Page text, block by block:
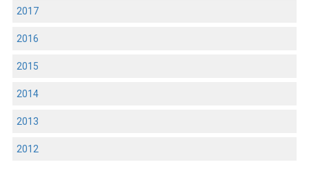
2017
2016
2015
2014
2013
2012